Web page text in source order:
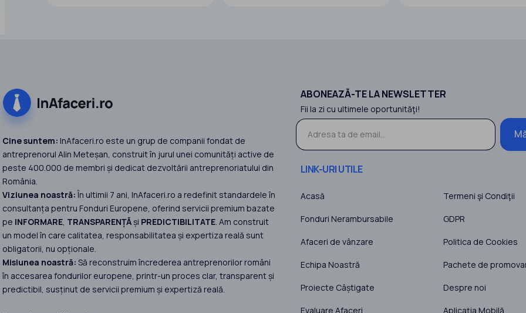
Cine suntem: InAfaceri.ro este un grup de companii fondat de
antreprenorul Alin Meteșan, construit în jurul unei comunități active de
peste 400.000 de membri și dedicat dezvoltării antreprenoriatului din
România.
Viziunea noastră:În ultimii 7 ani, InAfaceri.ro a redefinit standardele în
consultanța pentru Fonduri Europene, oferind servicii premium bazate
pe INFORMARE, TRANSPARENȚĂși PREDICTIBILITATE. Am construit
un model în care calitatea, responsabilitatea și expertiza reală sunt
obligatorii, nu opționale.
Misiunea noastră: Să reconstruim încrederea antreprenorilor români
în accesarea fondurilor europene, printr-un proces clar, transparent și
predictibil, susținut de servicii premium și expertiză reală.
ABONEAZĂ-TE LA NEWSLETTER
Fii la zi cu ultimele oportunităţi!
LINK-URI UTILE
Acasă
Fonduri Nerambursabile
Afaceri de vânzare
Echipa Noastră
Proiecte Câștigate
Evaluare Afaceri
Termeni şi Condiţii
GDPR
Politica de Cookies
Pachete de
Despre noi
Aplicaţia Mobilă